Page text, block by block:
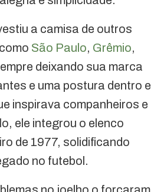
a camisa de outros
São Paulo, Grêmio,
deixando sua marca
e uma postura dentro e
inspirava companheiros e
ele integrou o elenco
de 1977, solidificando
no futebol.